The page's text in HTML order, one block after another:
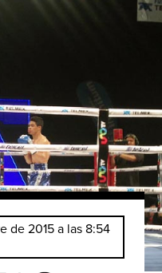
de 2015 a las 8:54